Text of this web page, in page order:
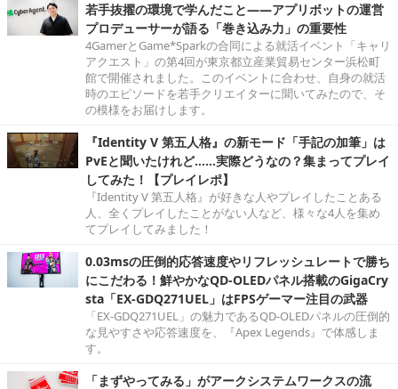
若手抜擢の環境で学んだこと――アプリボットの運営
プロデューサーが語る「巻き込み力」の重要性
4GamerとGame*Sparkの合同による就活イベント「キャリ
アクエスト」の第4回が東京都立産業貿易センター浜松町
館で開催されました。このイベントに合わせ、自身の就活
時のエピソードを若手クリエイターに聞いてみたので、そ
の模様をお届けします。
『Identity V 第五人格』の新モード「手記の加筆」は
PvEと聞いたけれど……実際どうなの？集まってプレイ
してみた！【プレイレポ】
『Identity V 第五人格』が好きな人やプレイしたことある
人、全くプレイしたことがない人など、様々な4人を集め
てプレイしてみました！
0.03msの圧倒的応答速度やリフレッシュレートで勝ち
にこだわる！鮮やかなQD-OLEDパネル搭載のGigaCry
sta「EX-GDQ271UEL」はFPSゲーマー注目の武器
「EX-GDQ271UEL」の魅力であるQD-OLEDパネルの圧倒的
な見やすさや応答速度を、『Apex Legends』で体感しま
す。
「まずやってみる」がアークシステムワークスの流